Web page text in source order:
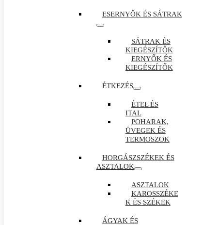
ESERNYŐK ÉS SÁTRAK
SÁTRAK ÉS
KIEGÉSZÍTŐK
ERNYŐK ÉS
KIEGÉSZÍTŐK
ÉTKEZÉS
ÉTEL ÉS
ITAL
POHARAK,
ÜVEGEK ÉS
TERMOSZOK
HORGÁSZSZÉKEK ÉS
ASZTALOK
ASZTALOK
KAROSSZÉKE
K ÉS SZÉKEK
ÁGYAK ÉS